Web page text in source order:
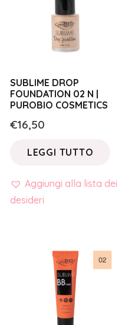
SUBLIME DROP
FOUNDATION 02 N |
PUROBIO COSMETICS
€16,50
LEGGI TUTTO
Aggiungi alla lista dei
desideri